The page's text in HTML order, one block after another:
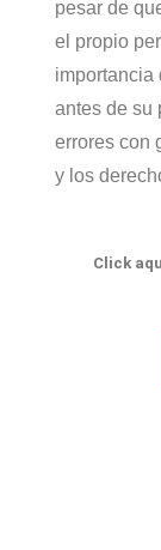
pesar de
el propio
importancia
antes de su
errores con
y los
Click